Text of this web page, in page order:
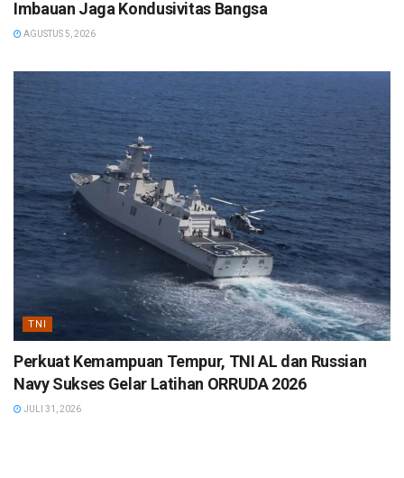
Imbauan Jaga Kondusivitas Bangsa
AGUSTUS 5, 2026
TNI
Perkuat Kemampuan Tempur, TNI AL dan Russian
Navy Sukses Gelar Latihan ORRUDA 2026
JULI 31, 2026